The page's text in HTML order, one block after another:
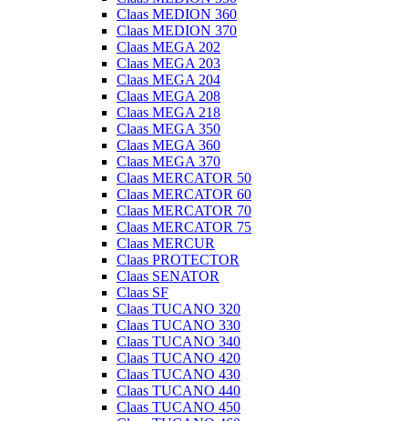
Claas MEDION 360
Claas MEDION 370
Claas MEGA 202
Claas MEGA 203
Claas MEGA 204
Claas MEGA 208
Claas MEGA 218
Claas MEGA 350
Claas MEGA 360
Claas MEGA 370
Claas MERCATOR 50
Claas MERCATOR 60
Claas MERCATOR 70
Claas MERCATOR 75
Claas MERCUR
Claas PROTECTOR
Claas SENATOR
Claas SF
Claas TUCANO 320
Claas TUCANO 330
Claas TUCANO 340
Claas TUCANO 420
Claas TUCANO 430
Claas TUCANO 440
Claas TUCANO 450